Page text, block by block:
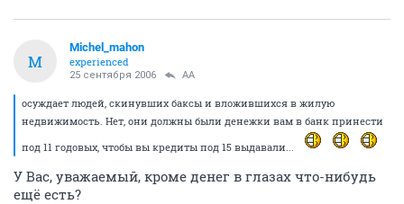
M
Michel_mahon
experienced
25 сентября 2006 AA
осуждает людей, скинувших баксы и вложившихся в жилую
недвижимость. Нет, они должны были денежки вам в банк принести
под 11 годовых, чтобы вы кредиты под 15 выдавали...
У Вас, уважаемый, кроме денег в глазах что-нибудь
ещё есть?